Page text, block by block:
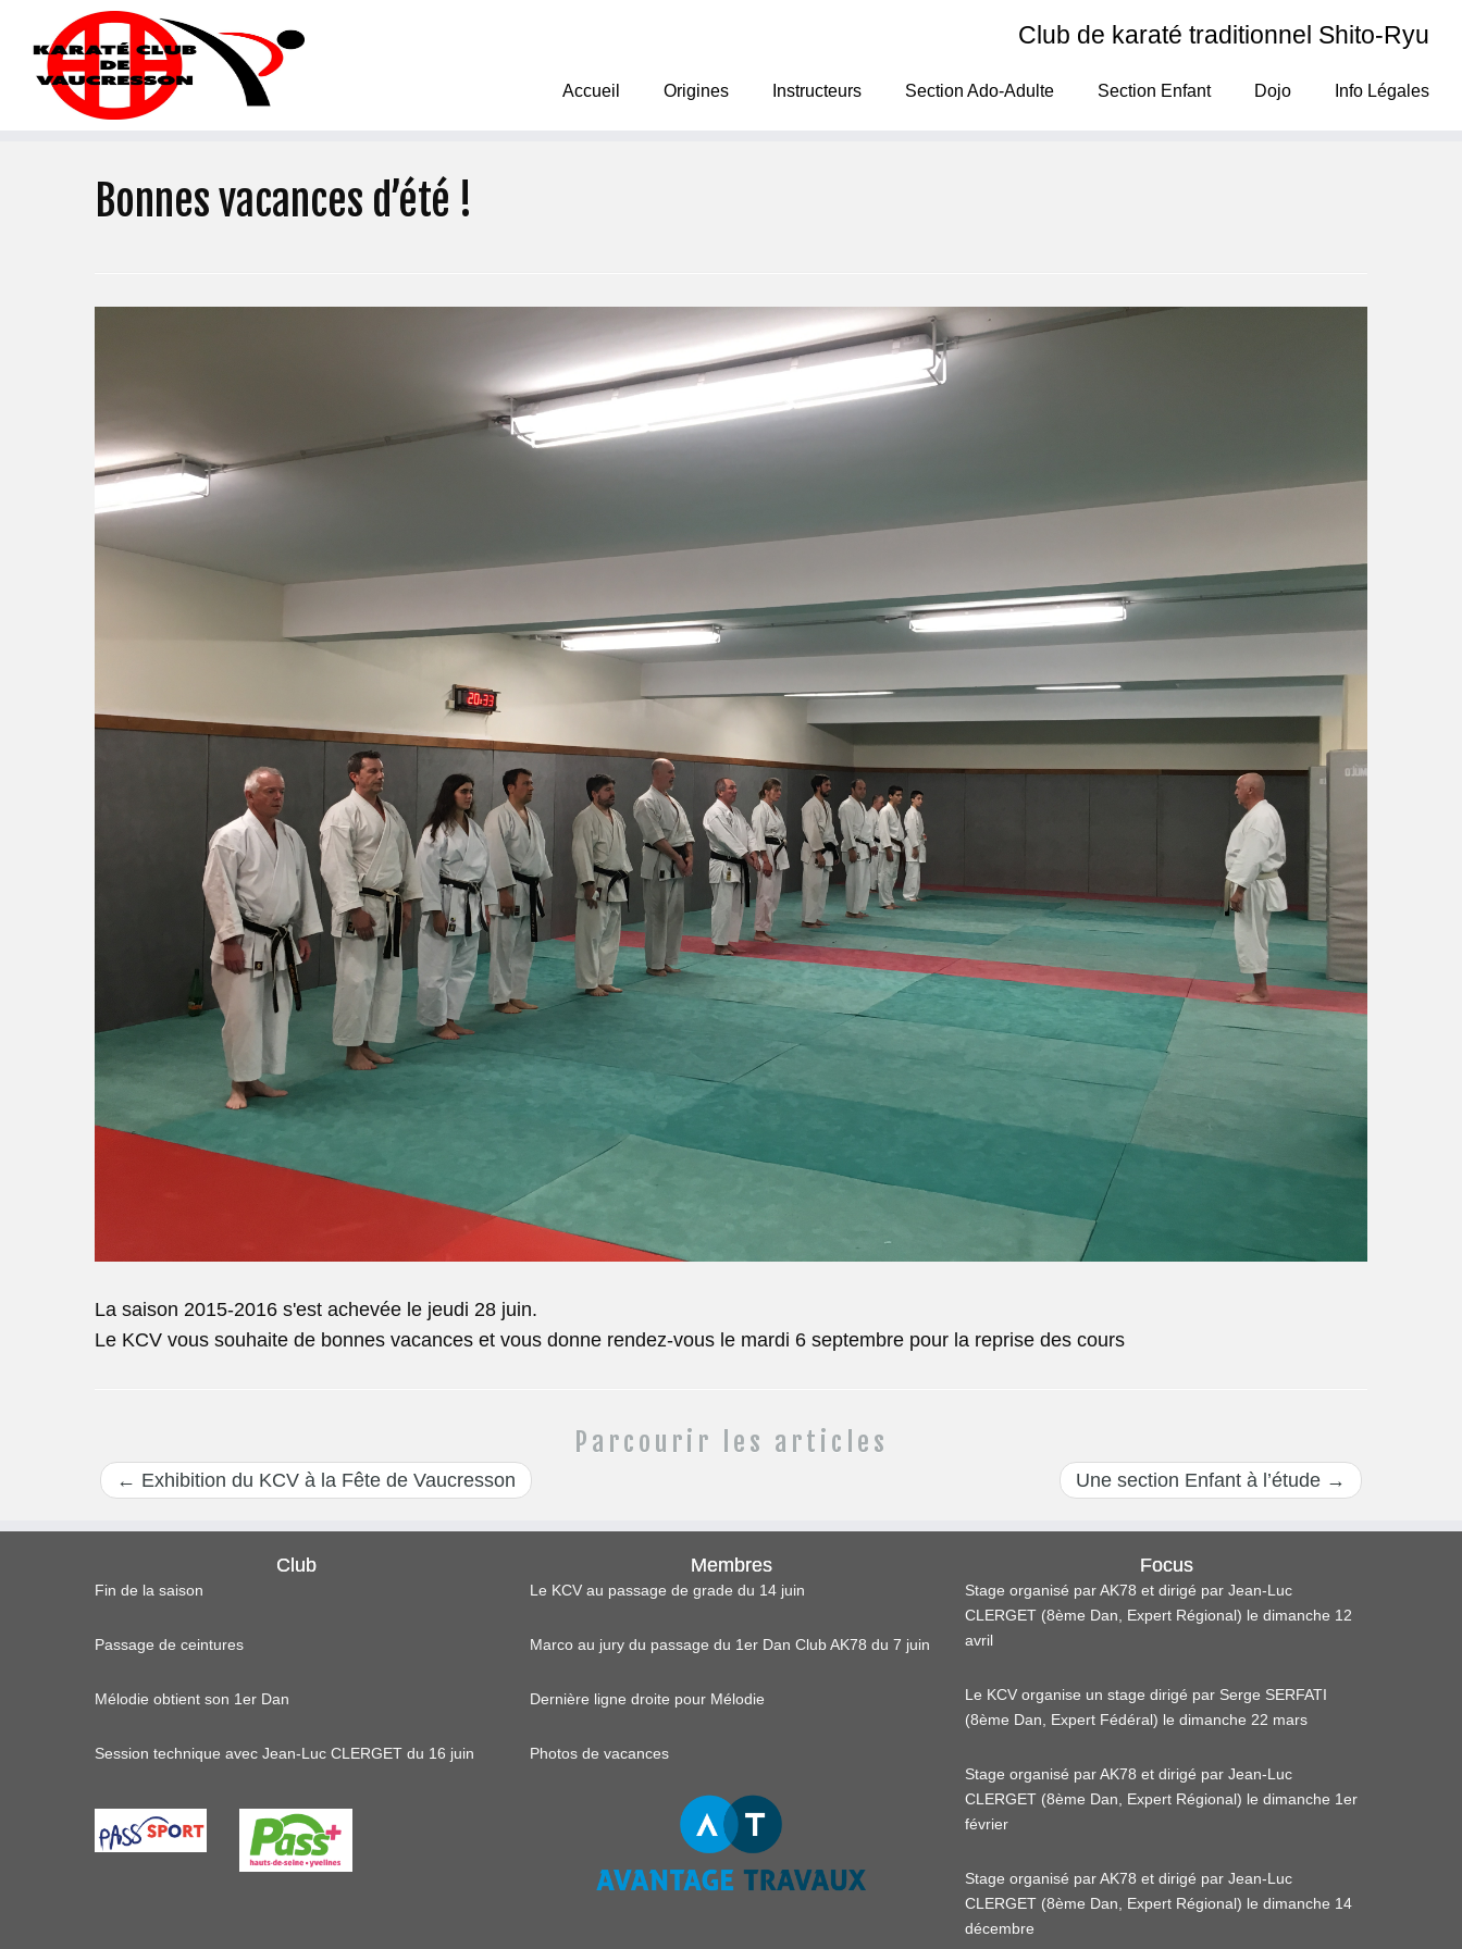
Club de karaté traditionnel Shito-Ryu
Accueil Origines Instructeurs Section Ado-Adulte Section Enfant Dojo Info Légales
Bonnes vacances d’été !
La saison 2015-2016 s'est achevée le jeudi 28 juin.
Le KCV vous souhaite de bonnes vacances et vous donne rendez-vous le mardi 6 septembre pour la reprise des cours
Parcourir les articles
← Exhibition du KCV à la Fête de Vaucresson Une section Enfant à l’étude →
Club
Fin de la saison
Passage de ceintures
Mélodie obtient son 1er Dan
Session technique avec Jean-Luc CLERGET du 16 juin
Membres
Le KCV au passage de grade du 14 juin
Marco au jury du passage du 1er Dan Club AK78 du 7 juin
Dernière ligne droite pour Mélodie
Photos de vacances
Focus
Stage organisé par AK78 et dirigé par Jean-Luc
CLERGET (8ème Dan, Expert Régional) le dimanche 12
avril
Le KCV organise un stage dirigé par Serge SERFATI
(8ème Dan, Expert Fédéral) le dimanche 22 mars
Stage organisé par AK78 et dirigé par Jean-Luc
CLERGET (8ème Dan, Expert Régional) le dimanche 1er
février
Stage organisé par AK78 et dirigé par Jean-Luc
CLERGET (8ème Dan, Expert Régional) le dimanche 14
décembre